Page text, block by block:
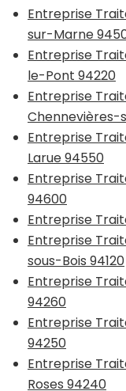
Entreprise
sur-Marne
Entreprise
le-Pont 94220
Entreprise
Chennevières-
Entreprise
Larue 94550
Entreprise
94600
Entreprise
Entreprise
sous-Bois 94120
Entreprise
94260
Entreprise
94250
Entreprise
Roses 94240